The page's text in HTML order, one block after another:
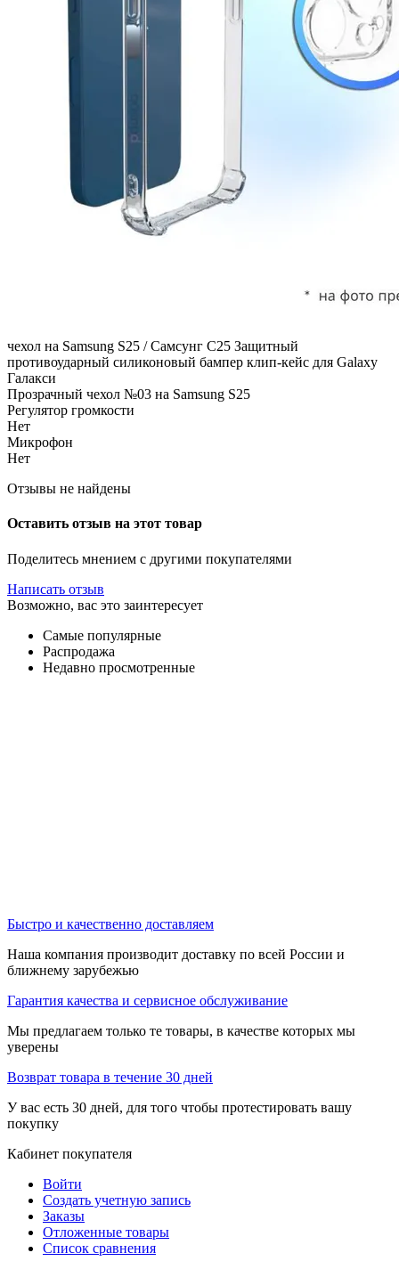
чехол на Samsung S25 / Самсунг С25 Защитный
противоударный силиконовый бампер клип-кейс для Galaxy
Галакси
Прозрачный чехол №03 на Samsung S25
Регулятор громкости
Нет
Микрофон
Нет
Отзывы не найдены
Оставить отзыв на этот товар
Поделитесь мнением с другими покупателями
Написать отзыв
Возможно, вас это заинтересует
Самые популярные
Распродажа
Недавно просмотренные
Быстро и качественно доставляем
Наша компания производит доставку по всей России и
ближнему зарубежью
Гарантия качества и сервисное обслуживание
Мы предлагаем только те товары, в качестве которых мы
уверены
Возврат товара в течение 30 дней
У вас есть 30 дней, для того чтобы протестировать вашу
покупку
Кабинет покупателя
Войти
Создать учетную запись
Заказы
Отложенные товары
Список сравнения